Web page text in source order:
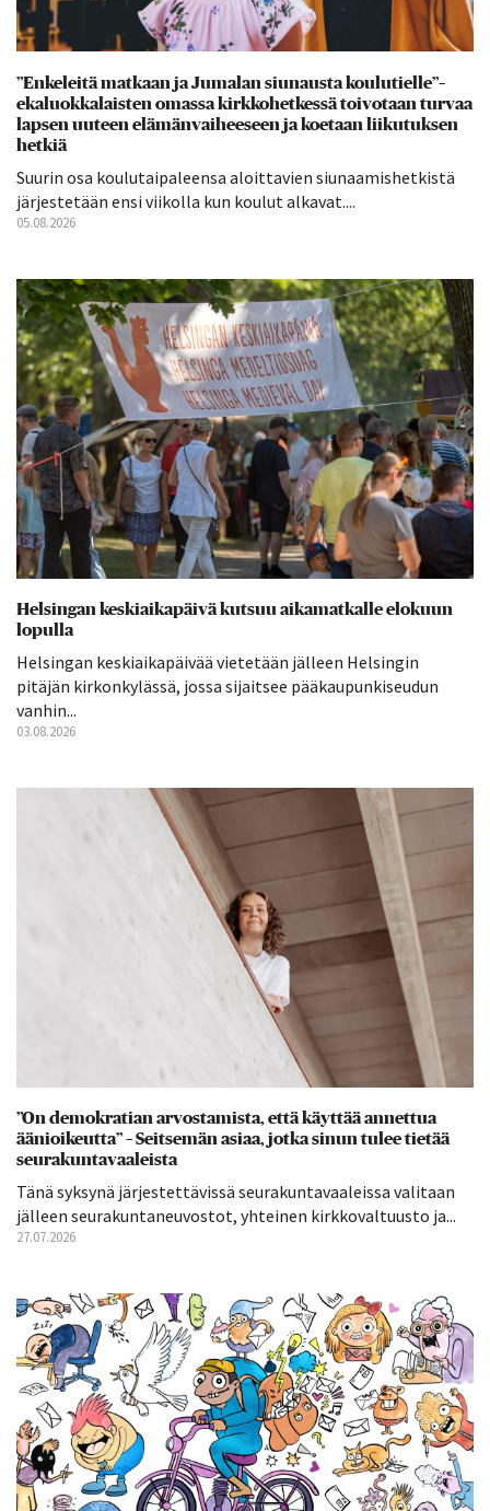
”Enkeleitä matkaan ja Jumalan siunausta koulutielle”–
ekaluokkalaisten omassa kirkkohetkessä toivotaan turvaa
lapsen uuteen elämänvaiheeseen ja koetaan liikutuksen
hetkiä
Suurin osa koulutaipaleensa aloittavien siunaamishetkistä
järjestetään ensi viikolla kun koulut alkavat....
05.08.2026
Helsingan keskiaikapäivä kutsuu aikamatkalle elokuun
lopulla
Helsingan keskiaikapäivää vietetään jälleen Helsingin
pitäjän kirkonkylässä, jossa sijaitsee pääkaupunkiseudun
vanhin...
03.08.2026
”On demokratian arvostamista, että käyttää annettua
äänioikeutta” – Seitsemän asiaa, jotka sinun tulee tietää
seurakuntavaaleista
Tänä syksynä järjestettävissä seurakuntavaaleissa valitaan
jälleen seurakuntaneuvostot, yhteinen kirkkovaltuusto ja...
27.07.2026